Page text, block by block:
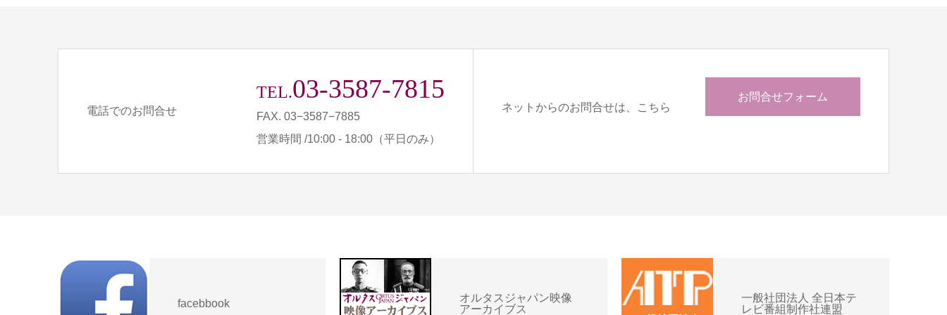
電話でのお問合せ
TEL.03-3587-7815
FAX. 03−3587−7885
営業時間 /10:00 - 18:00（平日のみ）
ネットからのお問合せは、こちら
お問合せフォーム
facebbook
オルタスジャパン映像
アーカイブス
一般社団法人 全日本テ
レビ番組制作社連盟